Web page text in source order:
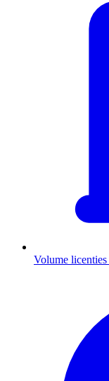
Volume licenties